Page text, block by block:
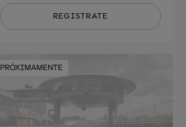
REGISTRATE
PRÓXIMAMENTE